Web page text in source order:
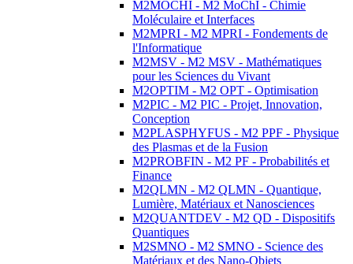
M2MOCHI - M2 MoChI - Chimie
Moléculaire et Interfaces
M2MPRI - M2 MPRI - Fondements de
l'Informatique
M2MSV - M2 MSV - Mathématiques
pour les Sciences du Vivant
M2OPTIM - M2 OPT - Optimisation
M2PIC - M2 PIC - Projet, Innovation,
Conception
M2PLASPHYFUS - M2 PPF - Physique
des Plasmas et de la Fusion
M2PROBFIN - M2 PF - Probabilités et
Finance
M2QLMN - M2 QLMN - Quantique,
Lumière, Matériaux et Nanosciences
M2QUANTDEV - M2 QD - Dispositifs
Quantiques
M2SMNO - M2 SMNO - Science des
Matériaux et des Nano-Objets